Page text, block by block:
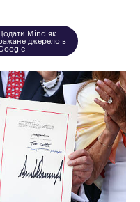
Mind як
джерело в